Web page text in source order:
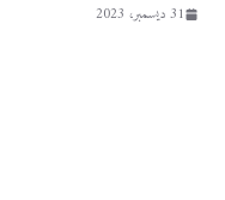
31 ديسمبر، 2023